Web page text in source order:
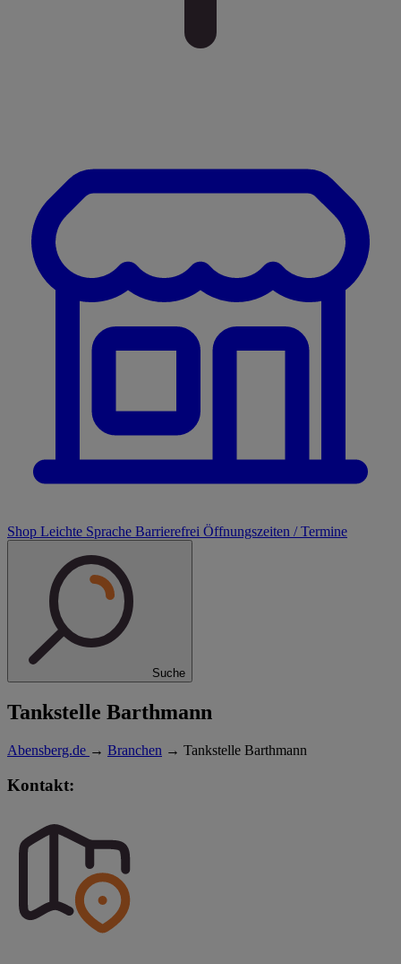
Shop Leichte Sprache Barrierefrei Öffnungszeiten / Termine
Suche
Tankstelle Barthmann
Abensberg.de → Branchen → Tankstelle Barthmann
Kontakt: